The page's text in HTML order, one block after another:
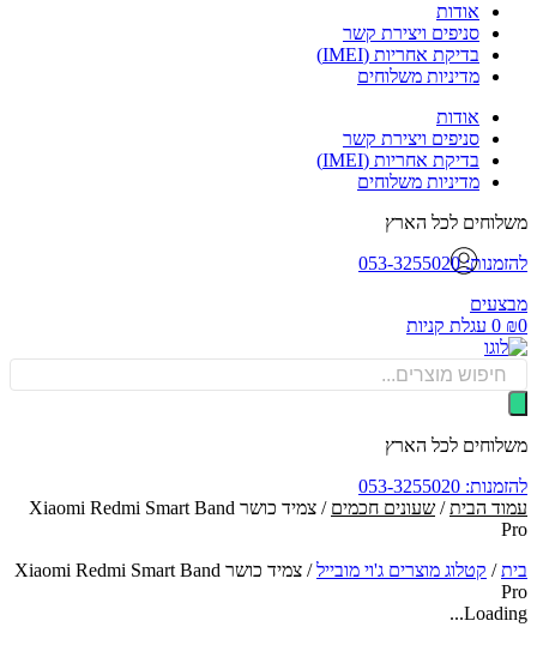
אודות
סניפים ויצירת קשר
בדיקת אחריות (IMEI)
מדיניות משלוחים
אודות
סניפים ויצירת קשר
בדיקת אחריות (IMEI)
מדיניות משלוחים
לכל הארץ
053-3255020
0 עגלת קניות
לכל הארץ
053-3255020
הבית/שעונים חכמים
/ צמיד כושר Xiaomi Redmi Smart Band
/קטלוג מוצרים ג'וי מובייל/
צמיד כושר Xiaomi Redmi Smart Band